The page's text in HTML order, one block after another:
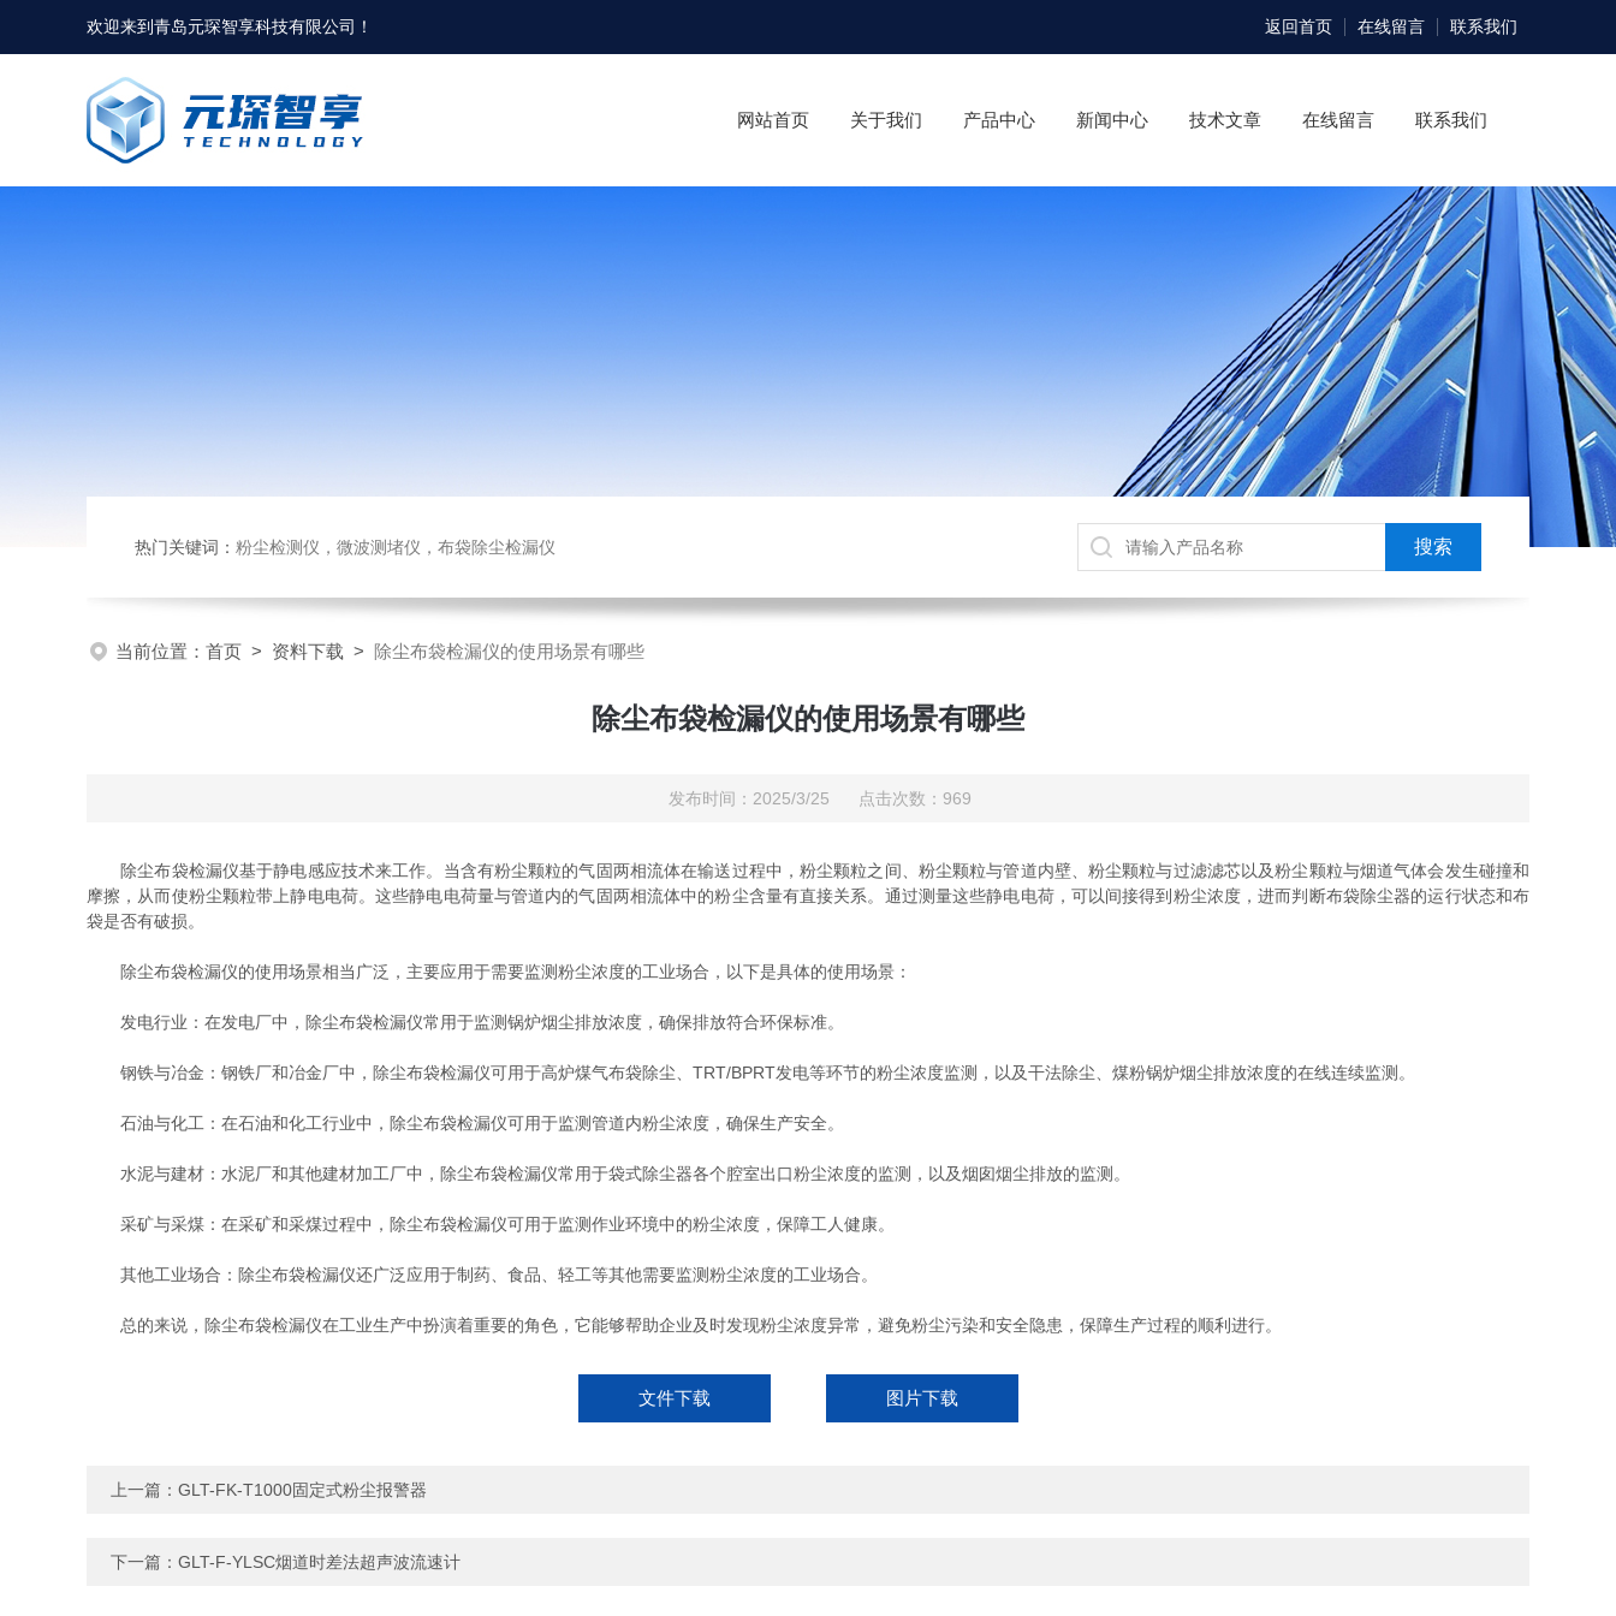
欢迎来到青岛元琛智享科技有限公司 ！ 返回首页 在线留言 联系我们
网站首页 关于我们 产品中心 新闻中心 技术文章 在线留言 联系我们
热门关键词： 粉尘检测仪，微波测堵仪，布袋除尘检漏仪
当前位置： 首页 > 资料下载 > 除尘布袋检漏仪的使用场景有哪些
除尘布袋检漏仪的使用场景有哪些
发布时间：2025/3/25 点击次数：969
除尘布袋检漏仪基于静电感应技术来工作。当含有粉尘颗粒的气固两相流体在输送过程中，粉尘颗粒之间、粉尘颗粒与管道内壁、粉尘颗粒与过滤滤芯以及粉尘颗粒与烟道气体会发生碰撞和
摩擦，从而使粉尘颗粒带上静电电荷。这些静电电荷量与管道内的气固两相流体中的粉尘含量有直接关系。通过测量这些静电电荷，可以间接得到粉尘浓度，进而判断布袋除尘器的运行状态和布
袋是否有破损。
除尘布袋检漏仪的使用场景相当广泛，主要应用于需要监测粉尘浓度的工业场合，以下是具体的使用场景：
发电行业：在发电厂中，除尘布袋检漏仪常用于监测锅炉烟尘排放浓度，确保排放符合环保标准。
钢铁与冶金：钢铁厂和冶金厂中，除尘布袋检漏仪可用于高炉煤气布袋除尘、TRT/BPRT发电等环节的粉尘浓度监测，以及干法除尘、煤粉锅炉烟尘排放浓度的在线连续监测。
石油与化工：在石油和化工行业中，除尘布袋检漏仪可用于监测管道内粉尘浓度，确保生产安全。
水泥与建材：水泥厂和其他建材加工厂中，除尘布袋检漏仪常用于袋式除尘器各个腔室出口粉尘浓度的监测，以及烟囱烟尘排放的监测。
采矿与采煤：在采矿和采煤过程中，除尘布袋检漏仪可用于监测作业环境中的粉尘浓度，保障工人健康。
其他工业场合：除尘布袋检漏仪还广泛应用于制药、食品、轻工等其他需要监测粉尘浓度的工业场合。
总的来说，除尘布袋检漏仪在工业生产中扮演着重要的角色，它能够帮助企业及时发现粉尘浓度异常，避免粉尘污染和安全隐患，保障生产过程的顺利进行。
文件下载 图片下载
上一篇： GLT-FK-T1000固定式粉尘报警器
下一篇： GLT-F-YLSC烟道时差法超声波流速计